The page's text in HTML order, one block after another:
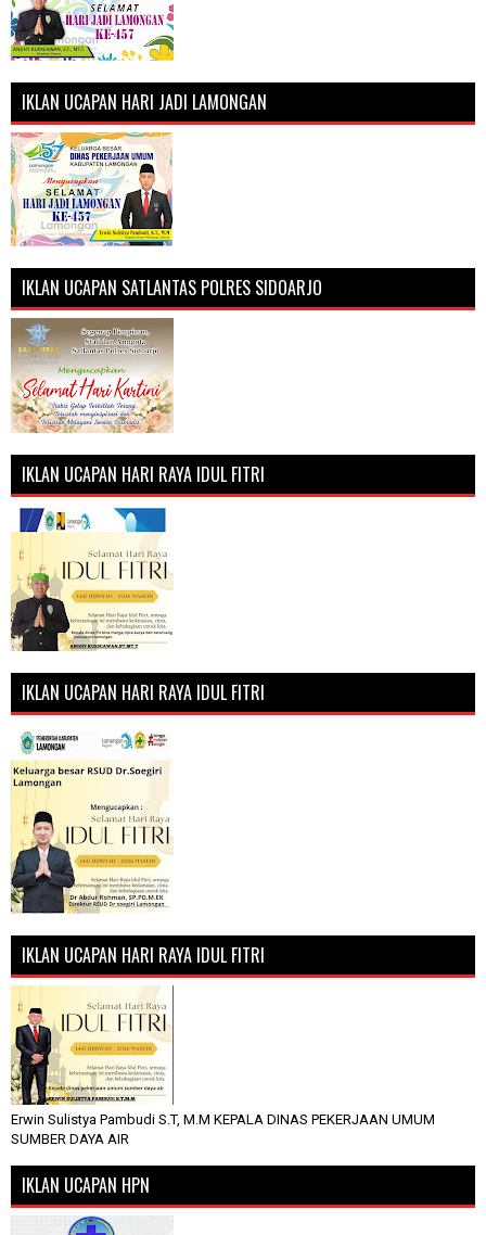
IKLAN UCAPAN HARI JADI LAMONGAN
IKLAN UCAPAN SATLANTAS POLRES SIDOARJO
IKLAN UCAPAN HARI RAYA IDUL FITRI
IKLAN UCAPAN HARI RAYA IDUL FITRI
IKLAN UCAPAN HARI RAYA IDUL FITRI
Erwin Sulistya Pambudi S.T, M.M KEPALA DINAS PEKERJAAN UMUM
SUMBER DAYA AIR
IKLAN UCAPAN HPN